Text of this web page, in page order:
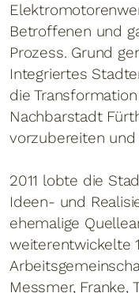
Betroffenen und
Prozess. Grund
Integriertes
die
Nachbarstadt
vorzubereiten
2011 lobte die
Ideen- und
ehemalige
weiterentwickelte
Messmer, Franke,